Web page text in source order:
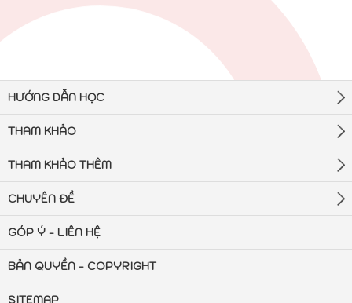
HƯỚNG DẪN HỌC
THAM KHẢO
THAM KHẢO THÊM
CHUYÊN ĐỀ
GÓP Ý - LIÊN HỆ
BẢN QUYỀN - COPYRIGHT
SITEMAP